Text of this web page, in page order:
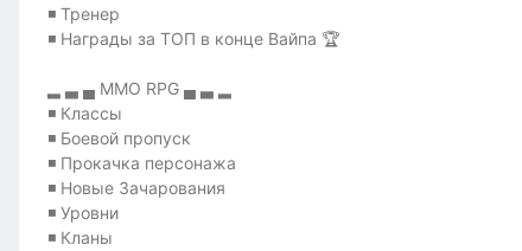
◾ Тренер
◾ Награды за ТОП в конце Вайпа 🏆
▂ ▃ ▄ MMO RPG ▄ ▃ ▂
◾ Классы
◾ Боевой пропуск
◾ Прокачка персонажа
◾ Новые Зачарования
◾ Уровни
◾ Кланы